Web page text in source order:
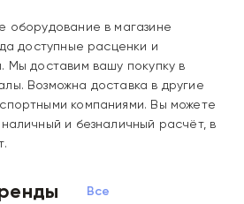
оборудование в магазине
доступные расценки и
Мы доставим вашу покупку в
Возможна доставка в другие
компаниями. Вы можете
и безналичный расчёт, в
Все бренды